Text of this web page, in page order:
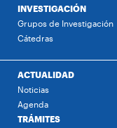
INVESTIGACIÓN
Grupos de Investigación
Cátedras
ACTUALIDAD
Noticias
Agenda
TRÁMITES